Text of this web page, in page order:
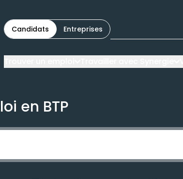
Candidats Entreprises
en BTP
l’enregistrement. Vous aurez 10